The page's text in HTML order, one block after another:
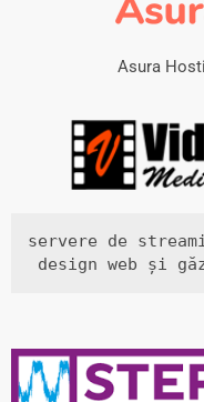
Asura Hosting
servere de
design web și